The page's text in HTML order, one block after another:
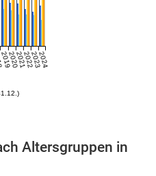
201920202021202220232024
Altersgruppen in